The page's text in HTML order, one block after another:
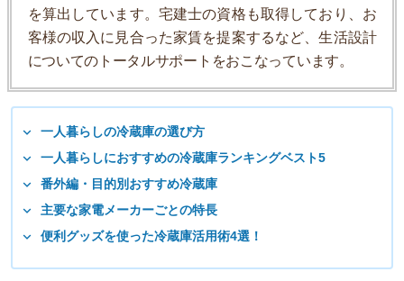
を算出しています。宅建士の資格も取得しており、お
客様の収入に見合った家賃を提案するなど、生活設計
についてのトータルサポートをおこなっています。
一人暮らしの冷蔵庫の選び方
一人暮らしにおすすめの冷蔵庫ランキングベスト5
番外編・目的別おすすめ冷蔵庫
主要な家電メーカーごとの特長
便利グッズを使った冷蔵庫活用術4選！